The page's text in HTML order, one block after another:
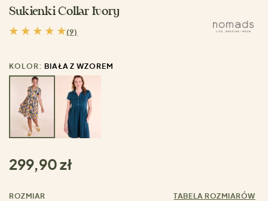
Sukienki Collar Ivory
(9)
KOLOR: BIAŁA Z WZOREM
299,90 zł
ROZMIAR TABELA ROZMIARÓW